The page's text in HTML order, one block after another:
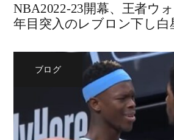
NBA2022-23開幕、王者ウ
年目突入のレブロン下し白
ブログ